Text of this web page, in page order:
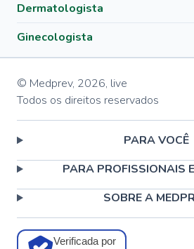
Dermatologista
Ginecologista
© Medprev, 2026, live
Todos os direitos reservados
PARA VOCÊ
PARA PROFISSIONAIS
SOBRE A
Verificada por